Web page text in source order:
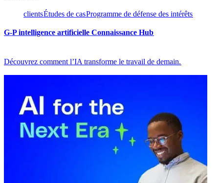
clients​​Études de cas​​Programme de défense des intérêts​​
G-P intelligence artificielle Connaissance Hub​​
Découvrez comment l’IA transforme le travail de demain.​​